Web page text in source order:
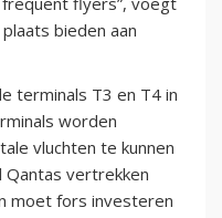
bieden aan
terminals T3 en T4 in
worden
vluchten te kunnen
Qantas vertrekken
moet fors investeren